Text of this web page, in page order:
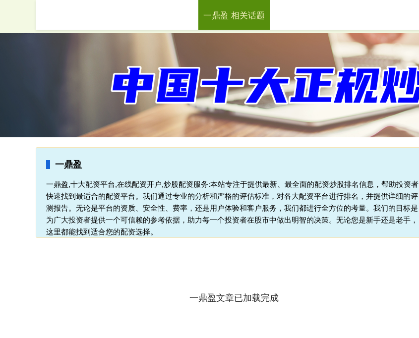
一鼎盈
一鼎盈
一鼎盈,十大配资平台,在线配资开户,炒股配资服务:本站专注于提供最新、最全面的配资炒股排名信息，帮助投资者
快速找到最适合的配资平台。我们通过专业的分析和严格的评估标准，对各大配资平台进行排名，并提供详细的评
测报告。无论是平台的资质、安全性、费率，还是用户体验和客户服务，我们都进行全方位的考量。我们的目标是
为广大投资者提供一个可信赖的参考依据，助力每一个投资者在股市中做出明智的决策。无论您是新手还是老手，
这里都能找到适合您的配资选择。
一鼎盈 相关话题
一鼎盈文章已加载完成